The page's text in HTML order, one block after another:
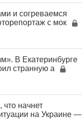
и согреваемся
с мок
В Екатеринбурге
странную а
начнет
на Украине —